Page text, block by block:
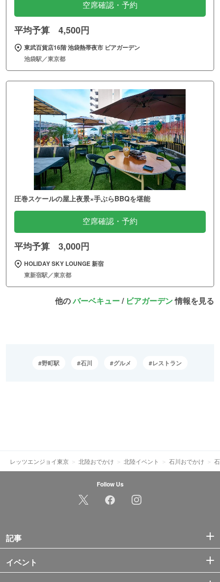
空席確認・予約
平均予算 4,500円
東武百貨店16階 池袋熱帯夜市 ビアガーデン
池袋駅／東京都
圧巻スケールの屋上夜景×手ぶらBBQを堪能
空席確認・予約
平均予算 3,000円
HOLIDAY SKY LOUNGE 新宿
東新宿駅／東京都
他のバーベキュー/ ビアガーデン情報を見る
野町駅 石川 グルメ レストラン
レッツエンジョイ東京 北陸おでかけ 北陸イベント 石川おでかけ
Follow Us
記事
イベント